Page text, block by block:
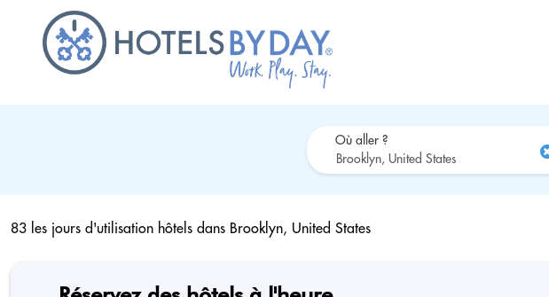
Où aller ?
83 les jours d'utilisation hôtels dans Brooklyn, United States